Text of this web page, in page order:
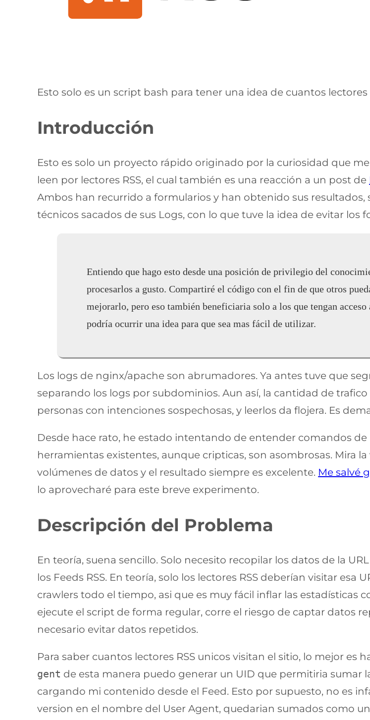
Esto solo es un script bash para tener una idea de cuantos lectores
Introducción
Esto es solo un proyecto rápido originado por la curiosidad que
leen por lectores RSS, el cual también es una reacción a un post de
Ambos han recurrido a formularios y han obtenido sus
técnicos sacados de sus Logs, con lo que tuve la idea de evitar los
Entiendo que hago esto desde una posición de privilegio del
procesarlos a gusto. Compartiré el código con el fin de que otros
mejorarlo, pero eso también beneficiaria solo a los que tengan
podría ocurrir una idea para que sea mas fácil de utilizar.
Los logs de nginx/apache son abrumadores. Ya antes tuve que
separando los logs por subdominios. Aun así, la cantidad de
personas con intenciones sospechosas, y leerlos da flojera. Es
Desde hace rato, he estado intentando de entender comandos
herramientas existentes, aunque cripticas, son asombrosas. Mira
volúmenes de datos y el resultado siempre es excelente. Me salvé
lo aprovecharé para este breve experimento.
Descripción del Problema
En teoría, suena sencillo. Solo necesito recopilar los datos de la URL
los Feeds RSS. En teoría, solo los lectores RSS deberían visitar esa
crawlers todo el tiempo, asi que es muy fácil inflar las estadísticas
ejecute el script de forma regular, corre el riesgo de captar datos
necesario evitar datos repetidos.
Para saber cuantos lectores RSS unicos visitan el sitio, lo mejor es
gent de esta manera puedo generar un UID que permitiria sumar
cargando mi contenido desde el Feed. Esto por supuesto, no es
version en el nombre del User Agent, quedarian sumados como